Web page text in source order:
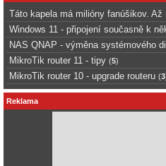
Táto kapela má milióny fanúšikov.
Windows 11 - připojení současně k
NAS QNAP - výměna systémového
MikroTik router 11 - tipy (5)
MikroTik router 10 - upgrade routeru (3
Reklama